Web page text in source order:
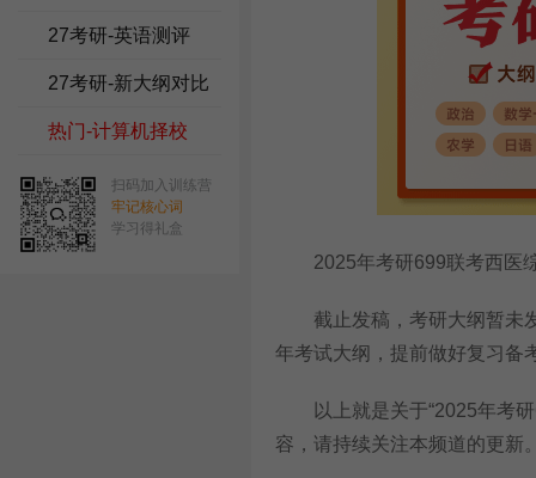
27考研-英语测评
27考研-新大纲对比
热门-计算机择校
扫码加入训练营
牢记核心词
学习得礼盒
2025年考研699联考西医
截止发稿，考研大纲暂未发
年考试大纲，提前做好复习备
以上就是关于“2025年考
容，请持续关注本频道的更新